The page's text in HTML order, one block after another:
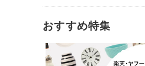
おすすめ特集